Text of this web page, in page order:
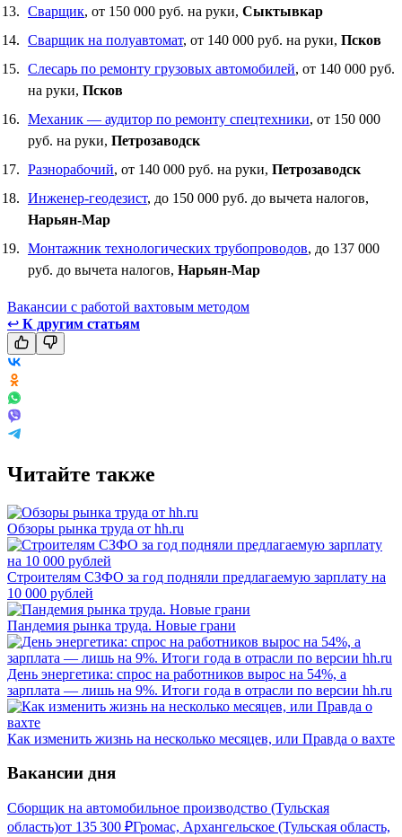
Сварщик, от 150 000 руб. на руки, Сыктывкар
Сварщик на полуавтомат, от 140 000 руб. на руки, Псков
Слесарь по ремонту грузовых автомобилей, от 140 000 руб.
на руки, Псков
Механик — аудитор по ремонту спецтехники, от 150 000
руб. на руки, Петрозаводск
Разнорабочий, от 140 000 руб. на руки, Петрозаводск
Инженер-геодезист, до 150 000 руб. до вычета налогов,
Нарьян-Мар
Монтажник технологических трубопроводов, до 137 000
руб. до вычета налогов, Нарьян-Мар
Вакансии с работой вахтовым методом
↩ К другим статьям
Читайте также
Обзоры рынка труда от hh.ru
Строителям СЗФО за год подняли предлагаемую зарплату на
10 000 рублей
Пандемия рынка труда. Новые грани
День энергетика: спрос на работников вырос на 54%, а
зарплата — лишь на 9%. Итоги года в отрасли по версии hh.ru
Как изменить жизнь на несколько месяцев, или Правда о вахте
Вакансии дня
Сборщик на автомобильное производство (Тульская
область)от 135 300 ₽Громас, Архангельское (Тульская область,